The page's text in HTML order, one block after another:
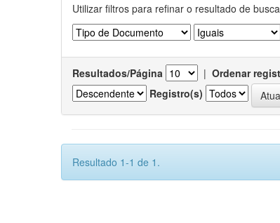
Utilizar filtros para refinar o resultado de
Resultados/Página | Ordenar
Registro(s)
Resultado 1-1 de 1.